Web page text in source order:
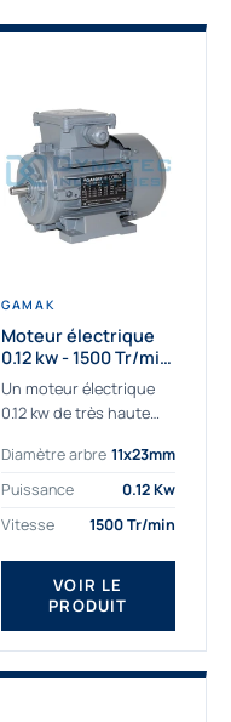
GAMAK
Moteur électrique
0.12 kw - 1500 Tr/min
- 230/400V - IE2
Un moteur électrique
0.12 kw de très haute
applications les plus
sollicitées. Nous
fournissons des
moteurs électriques...
Diamètre arbre 11x23mm
Puissance
0.12 Kw
Vitesse
1500 Tr/min
VOIR LE
PRODUIT